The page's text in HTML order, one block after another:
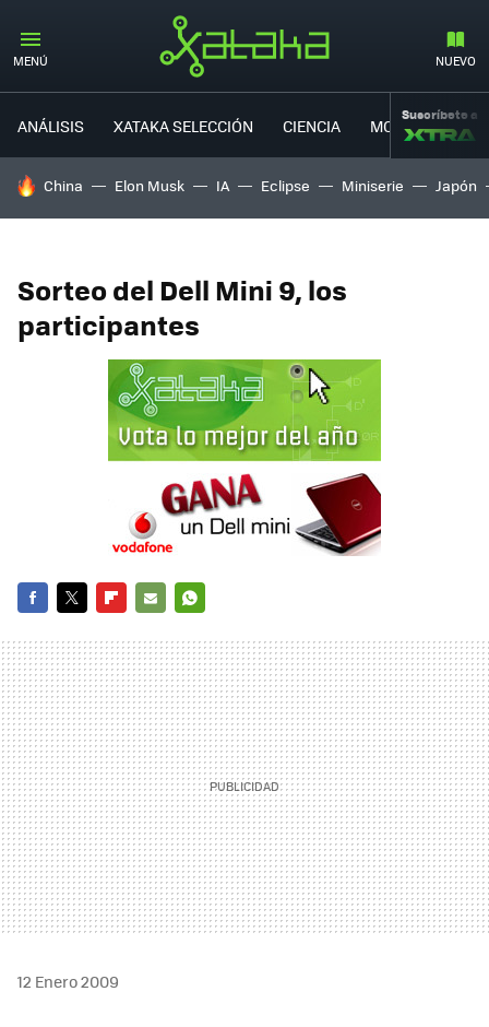
MENÚ NUEVO
ANÁLISIS XATAKA SELECCIÓN CIENCIA MOVILIDAD
Suscríbete a
HOY SE HABLA DE
China Elon Musk IA Eclipse Miniserie Japón
Sorteo del Dell Mini 9, los
participantes
MAIL
12 Enero 2009